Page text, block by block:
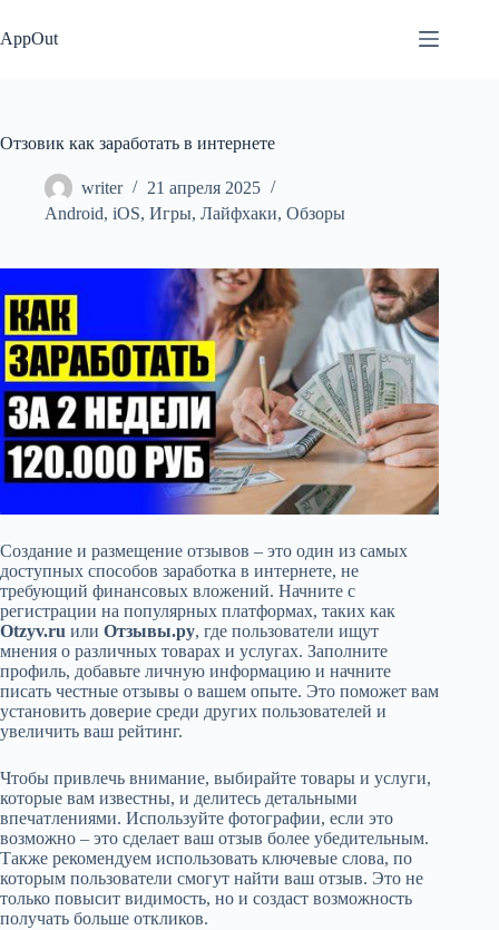
к
сути
AppOut
Отзовик как заработать в интернете
writer
21 апреля 2025
Android, iOS, Игры, Лайфхаки, Обзоры
Создание и размещение отзывов – это один из самых
доступных способов заработка в интернете, не
требующий финансовых вложений. Начните с
регистрации на популярных платформах, таких как
Otzyv.ru или Отзывы.ру, где пользователи ищут
мнения о различных товарах и услугах. Заполните
профиль, добавьте личную информацию и начните
писать честные отзывы о вашем опыте. Это поможет вам
установить доверие среди других пользователей и
увеличить ваш рейтинг.
Чтобы привлечь внимание, выбирайте товары и услуги,
которые вам известны, и делитесь детальными
впечатлениями. Используйте фотографии, если это
возможно – это сделает ваш отзыв более убедительным.
Также рекомендуем использовать ключевые слова, по
которым пользователи смогут найти ваш отзыв. Это не
только повысит видимость, но и создаст возможность
получать больше откликов.